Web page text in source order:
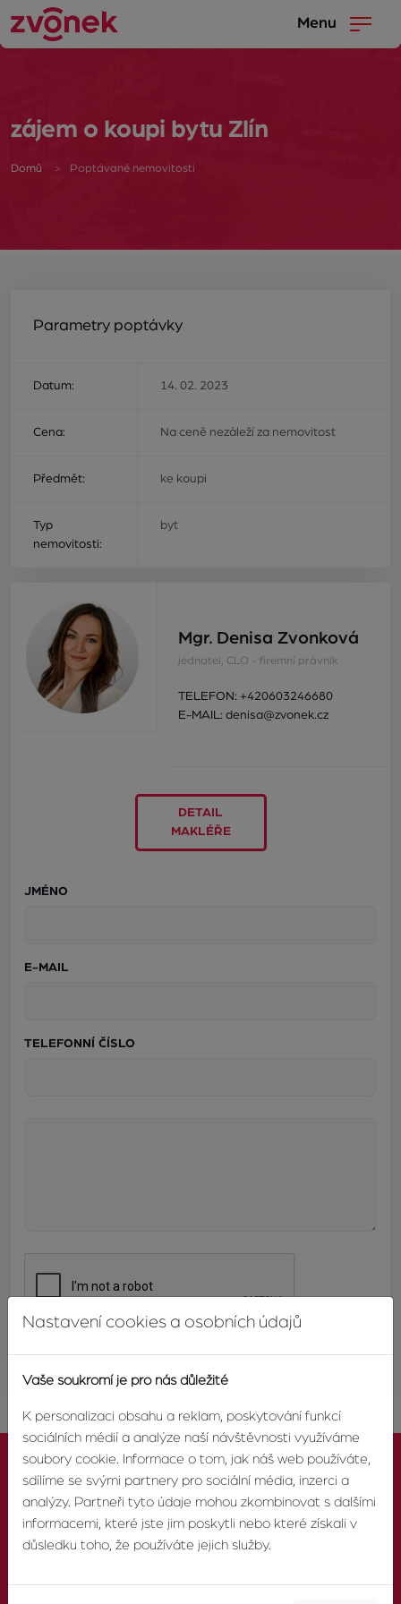
Menu
zájem o koupi bytu Zlín
Domů Poptávané nemovitosti
Parametry poptávky
Datum: 14. 02. 2023
Cena: Na ceně nezáleží za nemovitost
Předmět: ke koupi
Typ
nemovitosti:
byt
Mgr. Denisa Zvonková
jednatel, CLO - firemní právník
TELEFON: +420603246680
E-MAIL: denisa@zvonek.cz
DETAIL
MAKLÉŘE
JMÉNO
E-MAIL
TELEFONNÍ ČÍSLO
KONTAKTUJTE NÁS
Nastavení cookies a osobních údajů
Vaše soukromí je pro nás důležité
K personalizaci obsahu a reklam, poskytování funkcí
sociálních médií a analýze naší návštěvnosti využíváme
soubory cookie. Informace o tom, jak náš web používáte,
sdílíme se svými partnery pro sociální média, inzerci a
analýzy. Partneři tyto údaje mohou zkombinovat s dalšími
informacemi, které jste jim poskytli nebo které získali v
důsledku toho, že používáte jejich služby.